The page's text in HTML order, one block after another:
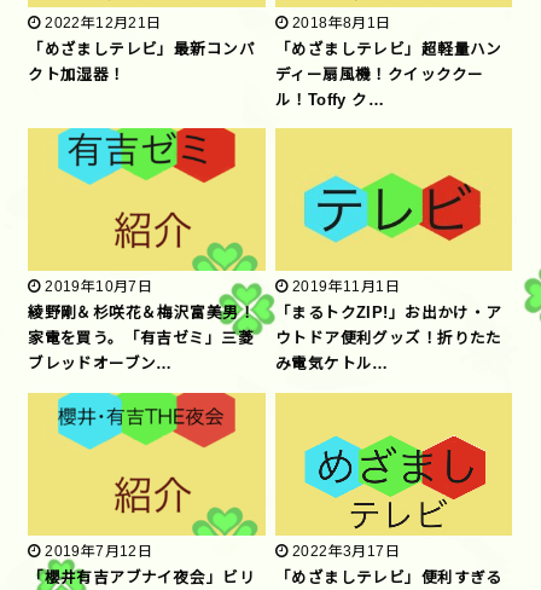
2022年12月21日
「めざましテレビ」最新コンパ
クト加湿器！
2018年8月1日
「めざましテレビ」超軽量ハン
ディー扇風機！クイッククー
ル！Toffy ク…
2019年10月7日
綾野剛＆杉咲花＆梅沢富美男！
家電を買う。「有吉ゼミ」三菱
ブレッドオーブン…
2019年11月1日
「まるトクZIP!」お出かけ・ア
ウトドア便利グッズ！折りたた
み電気ケトル…
2019年7月12日
「櫻井有吉アブナイ夜会」ビリ
2022年3月17日
「めざましテレビ」便利すぎる